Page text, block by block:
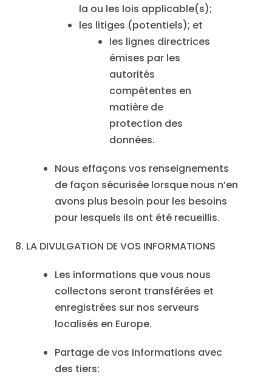
la ou les lois applicable(s);
les litiges (potentiels); et
les lignes directrices
émises par les
autorités
compétentes en
matière de
protection des
données.
Nous effaçons vos renseignements
de façon sécurisée lorsque nous n’en
avons plus besoin pour les besoins
pour lesquels ils ont été recueillis.
8. LA DIVULGATION DE VOS INFORMATIONS
Les informations que vous nous
collectons seront transférées et
enregistrées sur nos serveurs
localisés en Europe.
Partage de vos informations avec
des tiers: